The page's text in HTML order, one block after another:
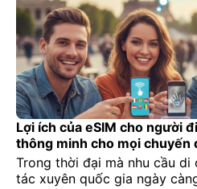
Lợi ích của eSIM cho người
thông minh cho mọi chuyến
Trong thời đại mà nhu cầu di
tác xuyên quốc gia ngày